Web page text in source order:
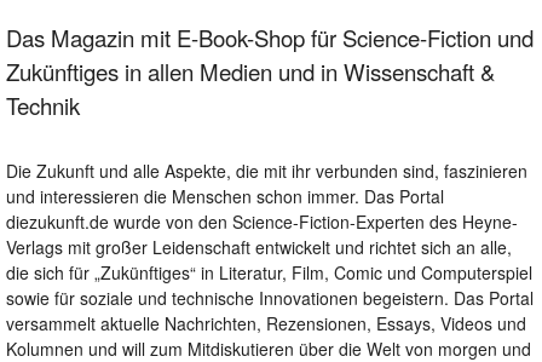
Das Magazin mit E-Book-Shop für Science-Fiction und
Zukünftiges in allen Medien und in Wissenschaft &
Technik
Die Zukunft und alle Aspekte, die mit ihr verbunden sind, faszinieren
und interessieren die Menschen schon immer. Das Portal
diezukunft.de wurde von den Science-Fiction-Experten des Heyne-
Verlags mit großer Leidenschaft entwickelt und richtet sich an alle,
die sich für „Zukünftiges“ in Literatur, Film, Comic und Computerspiel
sowie für soziale und technische Innovationen begeistern. Das Portal
versammelt aktuelle Nachrichten, Rezensionen, Essays, Videos und
Kolumnen und will zum Mitdiskutieren über die Welt von morgen und